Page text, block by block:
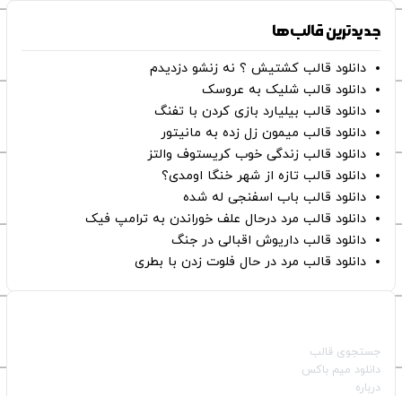
جدیدترین قالب‌ها
دانلود قالب کشتیش ؟ نه زنشو دزدیدم
دانلود قالب شلیک به عروسک
دانلود قالب بیلیارد بازی کردن با تفنگ
دانلود قالب میمون زل زده به مانیتور
دانلود قالب زندگی خوب کریستوف والتز
دانلود قالب تازه از شهر خنگا اومدی؟
دانلود قالب باب اسفنجی له شده
دانلود قالب مرد درحال علف خوراندن به ترامپ فیک
دانلود قالب داریوش اقبالی در جنگ
دانلود قالب مرد در حال فلوت زدن با بطری
جستجوی قالب
دانلود میم باکس
درباره